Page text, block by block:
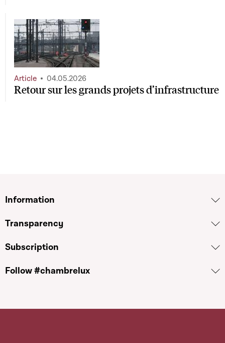
Retour sur les grands projets d’infrastructure
Article 04.05.2026
Information
Transparency
Subscription
Follow #chambrelux